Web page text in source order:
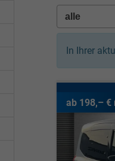
In Ihrer
ab 198,– €